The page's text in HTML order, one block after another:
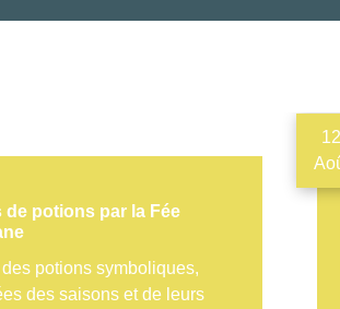
de potions par la Fée
potions symboliques,
des saisons et de leurs
12